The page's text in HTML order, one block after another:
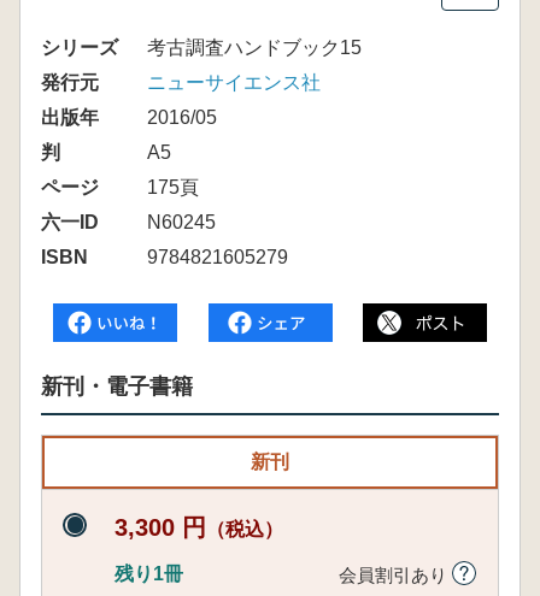
シリーズ
考古調査ハンドブック15
発行元
ニューサイエンス社
出版年
2016/05
判
A5
ページ
175頁
六一ID
N60245
ISBN
9784821605279
新刊・電子書籍
新刊
3,300 円 （税込）
残り1冊 会員割引あり